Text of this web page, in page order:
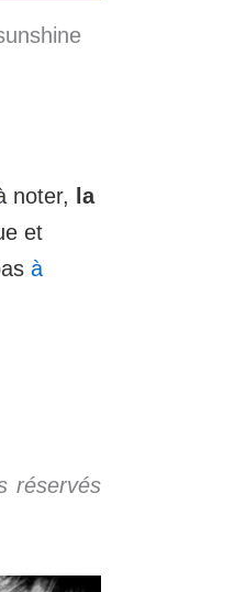
noter, la
et
à
réservés